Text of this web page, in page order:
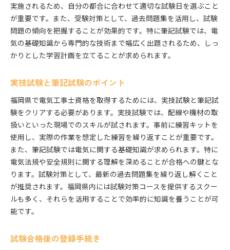
資格取得で広がる！プロの電気工事士としてのキャリ
アパス
電気工事士資格を活かした転職例
独立開業のステップと成功の秘訣
電気工事士としての専門分野の拡大
他の資格との組み合わせで得られるメリット
プロネットワークの拡充と活用
電気工事士資格取得で目指すプロの道と成功事例
福岡県で活躍する電気工事士の事例紹介
資格取得を支えた職場環境とサポート
資格保有者のキャリア成功談
福岡での成功を収めた企業のビジョン
電気工事士のプロフェッショナリズムとは
長期的な成功を考えるためのヒント
福岡県内の電気工事業界の現状と将来性
実施されるため、自分の都合に合わせて適切な試験日を選ぶこと
が重要です。また、受験対策として、過去問題集を活用し、試験
問題の傾向を把握することが効果的です。特に筆記試験では、電
気の基礎知識から専門的な技術まで幅広く出題されるため、しっ
かりとした学習計画を立てることが求められます。
実技試験と筆記試験のポイント
福岡県で電気工事士資格を取得するためには、実技試験と筆記試
験をクリアする必要があります。実技試験では、配線や機材の取
扱いといった現場でのスキルが試されます。事前に練習キットを
使用し、実際の作業を想定した練習を繰り返すことが重要です。
また、筆記試験では電気に関する基礎知識が求められます。特に
電気法規や安全規則に関する理解を深めることが合格への鍵とな
ります。試験対策として、最新の過去問題集を繰り返し解くこと
が推奨されます。福岡県内には試験対策コースを提供するスクー
ルも多く、それらを活用することで効率的に知識を養うことが可
能です。
試験合格後の登録手続き